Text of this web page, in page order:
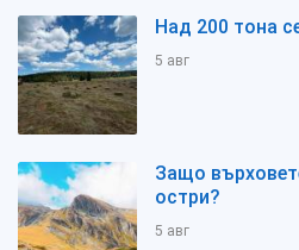
Над 200 тона
5 авг
Защо
остри?
5 авг